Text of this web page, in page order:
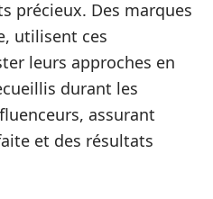
précieux. Des marques
utilisent ces
leurs approches en
durant les
assurant
et des résultats